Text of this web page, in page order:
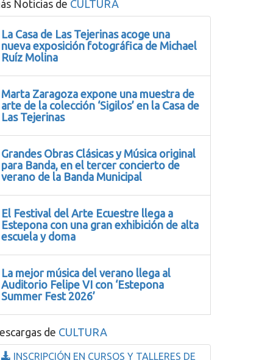
Noticias de CULTURA
La Casa de Las Tejerinas acoge una
nueva exposición fotográfica de Michael
Ruíz Molina
Marta Zaragoza expone una muestra de
arte de la colección ‘Sigilos’ en la Casa de
Las Tejerinas
Grandes Obras Clásicas y Música original
para Banda, en el tercer concierto de
verano de la Banda Municipal
El Festival del Arte Ecuestre llega a
Estepona con una gran exhibición de alta
escuela y doma
La mejor música del verano llega al
Auditorio Felipe VI con ‘Estepona
Summer Fest 2026’
de CULTURA
INSCRIPCIÓN EN CURSOS Y TALLERES DE